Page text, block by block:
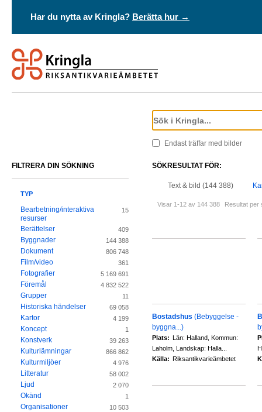
Har du nytta av Kringla? Berätta hur →
Endast träffar med bilder
SÖKRESULTAT FÖR:
Text & bild (144 388)
Visar 1-12 av 144 388 Resultat per
Bostadshus (Bebyggelse -
byggna...)
Plats: Län: Halland, Kommun:
Laholm, Landskap: Halla...
Källa: Riksantikvarieämbetet
FILTRERA DIN SÖKNING
TYP
Bearbetning/interaktiva
resurser
15
Berättelser 409
Byggnader 144 388
Dokument 806 748
Film/video 361
Fotografier 5 169 691
Föremål 4 832 522
Grupper 11
Historiska händelser 69 058
Kartor 4 199
Koncept 1
Konstverk 39 263
Kulturlämningar 866 862
Kulturmiljöer 4 976
Litteratur 58 002
Ljud 2 070
Okänd 1
Organisationer 10 503